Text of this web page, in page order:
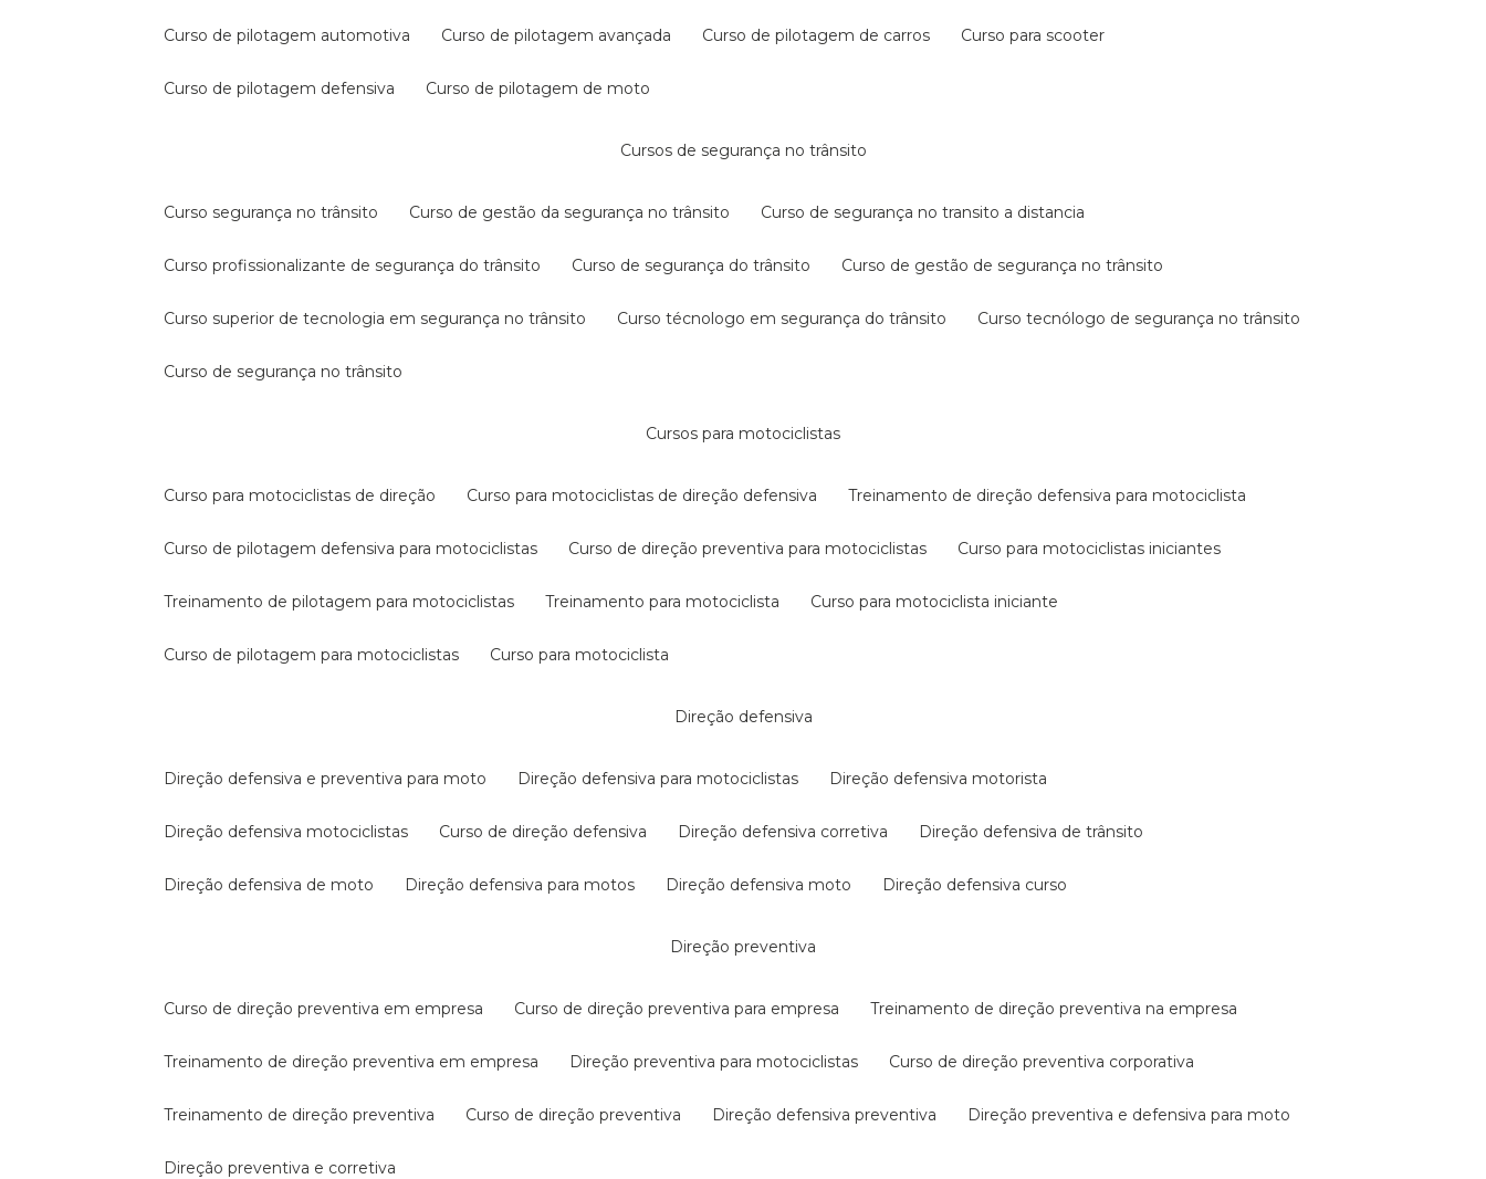
curso de pilotagem automotiva curso de pilotagem avançada curso de pilotagem de carros curso para scooter
curso de pilotagem defensiva curso de pilotagem de moto
cursos de segurança no trânsito
curso segurança no trânsito curso de gestão da segurança no trânsito curso de segurança no transito a distancia
curso profissionalizante de segurança do trânsito curso de segurança do trânsito curso de gestão de segurança no trânsito
curso superior de tecnologia em segurança no trânsito curso técnologo em segurança do trânsito curso tecnólogo de segurança no trânsito
curso de segurança no trânsito
cursos para motociclistas
curso para motociclistas de direção curso para motociclistas de direção defensiva treinamento de direção defensiva para motociclista
curso de pilotagem defensiva para motociclistas curso de direção preventiva para motociclistas curso para motociclistas iniciantes
treinamento de pilotagem para motociclistas treinamento para motociclista curso para motociclista iniciante
curso de pilotagem para motociclistas curso para motociclista
direção defensiva
direção defensiva e preventiva para moto direção defensiva para motociclistas direção defensiva motorista
direção defensiva motociclistas curso de direção defensiva direção defensiva corretiva direção defensiva de trânsito
direção defensiva de moto direção defensiva para motos direção defensiva moto direção defensiva curso
direção preventiva
curso de direção preventiva em empresa curso de direção preventiva para empresa treinamento de direção preventiva na empresa
treinamento de direção preventiva em empresa direção preventiva para motociclistas curso de direção preventiva corporativa
treinamento de direção preventiva curso de direção preventiva direção defensiva preventiva direção preventiva e defensiva para moto
direção preventiva e corretiva